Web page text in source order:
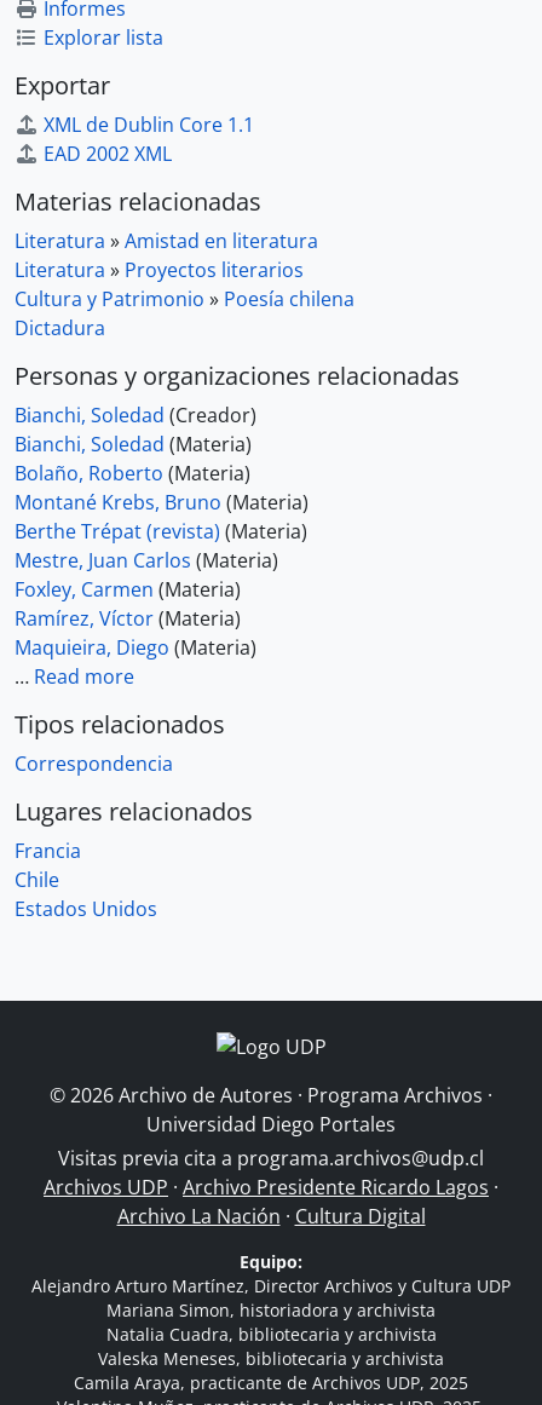
Informes
Explorar lista
Exportar
XML de Dublin Core 1.1
EAD 2002 XML
Materias relacionadas
Literatura »Amistad en literatura
Literatura » Proyectos literarios
Cultura y Patrimonio » Poesía chilena
Dictadura
Personas y organizaciones relacionadas
Bianchi, Soledad (Creador)
Bianchi, Soledad (Materia)
Bolaño, Roberto (Materia)
Montané Krebs, Bruno (Materia)
Berthe Trépat (revista) (Materia)
Mestre, Juan Carlos (Materia)
Foxley, Carmen (Materia)
Ramírez, Víctor(Materia)
Maquieira, Diego (Materia)
… Read more
Tipos relacionados
Correspondencia
Lugares relacionados
Francia
Chile
Estados Unidos
© 2026 Archivo de Autores · Programa Archivos ·
Universidad Diego Portales
Visitas previa cita a programa.archivos@udp.cl
Archivos UDP · Archivo Presidente Ricardo Lagos ·
Archivo La Nación · Cultura Digital
Equipo:
Alejandro Arturo Martínez, Director Archivos y Cultura UDP
Mariana Simon, historiadora y archivista
Natalia Cuadra, bibliotecaria y archivista
Valeska Meneses, bibliotecaria y archivista
Camila Araya, practicante de Archivos UDP, 2025